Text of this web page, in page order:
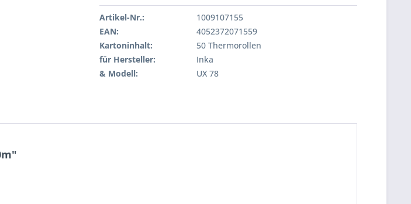
Artikel-Nr.:
1009107155
EAN:
4052372071559
Kartoninhalt:
50 Thermorollen
für Hersteller:
Inka
& Modell:
UX 78